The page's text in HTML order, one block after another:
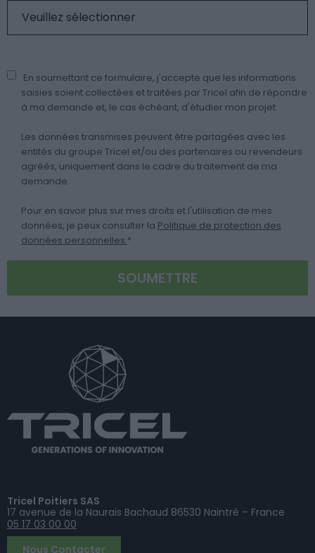
En soumettant ce formulaire, j'accepte que les informations
saisies soient collectées et traitées par Tricel afin de répondre
à ma demande et, le cas échéant, d'étudier mon projet.
Les données transmises peuvent être partagées avec les
entités du groupe Tricel et/ou des partenaires ou revendeurs
agréés, uniquement dans le cadre du traitement de ma
demande.
Pour en savoir plus sur mes droits et l'utilisation de mes
données, je peux consulter la Politique de protection des
données personnelles.*
Tricel Poitiers SAS
17 avenue de la Naurais Bachaud 86530 Naintré – France
05 17 03 00 00
Nous Contacter